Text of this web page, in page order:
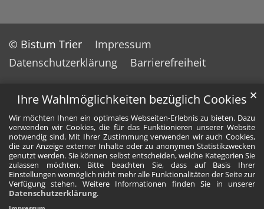
Ihre Wahlmöglichkeiten bezüglich Cookies
Wir möchten Ihnen ein optimales Webseiten-Erlebnis zu bieten. Dazu
verwenden wir Cookies, die für das Funktionieren unserer Website
notwendig sind. Mit Ihrer Zustimmung verwenden wir auch Cookies,
die zur Anzeige externer Inhalte oder zu anonymen Statistikzwecken
genutzt werden. Sie können selbst entscheiden, welche Kategorien Sie
zulassen möchten. Bitte beachten Sie, dass auf Basis Ihrer
Einstellungen womöglich nicht mehr alle Funktionalitäten der Seite zur
Verfügung stehen. Weitere Informationen finden Sie in unserer
Datenschutzerklärung.
✕
© Bistum Trier
Impressum
Datenschutzerklärung
Barrierefreiheit